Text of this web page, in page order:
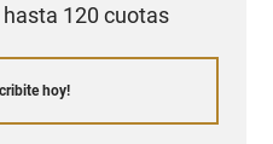
120 cuotas
hoy!